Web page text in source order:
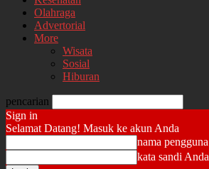
Olahraga
Advertorial
More
Wisata
Sosial
Hiburan
pencarian
Sign in
Selamat Datang! Masuk ke akun Anda
nama pengguna
kata sandi Anda